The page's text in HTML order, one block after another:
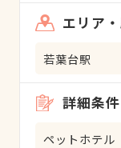
エリア
若葉台駅
詳細条件
ペットホテル